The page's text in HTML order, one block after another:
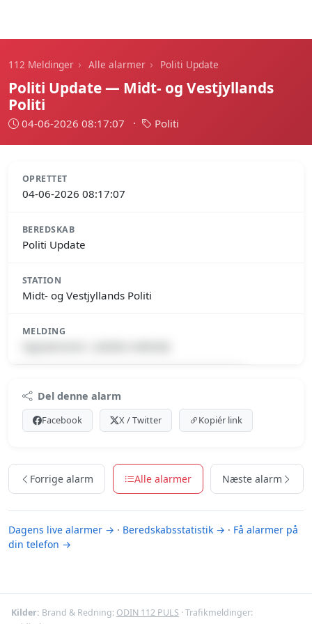
112 Meldinger › Alle alarmer › Politi Update
Politi Update — Midt- og Vestjyllands
Politi
04-06-2026 08:17:07 · Politi
OPRETTET
04-06-2026 08:17:07
BEREDSKAB
Politi Update
STATION
Midt- og Vestjyllands Politi
MELDING
Premium indhold
Log ind med Premium for at se meldingen.
Se Premium-muligheder
Del denne alarm
Facebook X / Twitter Kopiér link
Forrige alarm Alle alarmer Næste alarm
Dagens live alarmer → · Beredskabsstatistik → · Få alarmer på
din telefon →
Kilder: Brand & Redning: ODIN 112 PULS · Trafikmeldinger: